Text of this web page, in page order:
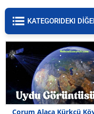
KATEGORIDEKI
Çorum Alaca Kürkçü